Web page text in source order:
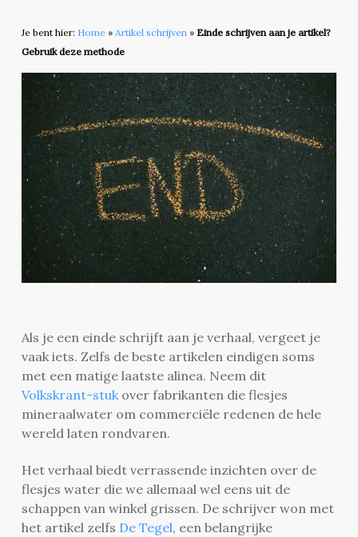
Je bent hier: Home» Artikel schrijven» Einde schrijven aan je artikel?
Gebruik deze methode
Als je een einde schrijft aan je verhaal, vergeet je
vaak iets. Zelfs de beste artikelen eindigen soms
met een matige laatste alinea. Neem dit
Volkskrant-stukover fabrikanten die flesjes
mineraalwater om commerciële redenen de hele
wereld laten rondvaren.
Het verhaal biedt verrassende inzichten over de
flesjes water die we allemaal wel eens uit de
schappen van winkel grissen. De schrijver won met
het artikel zelfs De Tegel, een belangrijke